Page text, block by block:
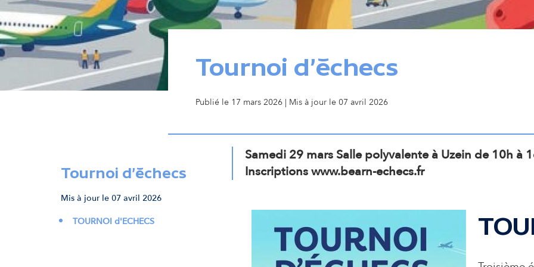
c
i
p
o
c
n
Tournoi d'échecs
Publié le 17 mars 2026 | Mis à jour le 07 avril 2026
Tournoi d'échecs
Mis à jour le 07 avril 2026
TOURNOI d'ECHECS
Samedi 29 mars Salle polyvalente à Uzein de 10h à
Inscriptions www.bearn-echecs.fr